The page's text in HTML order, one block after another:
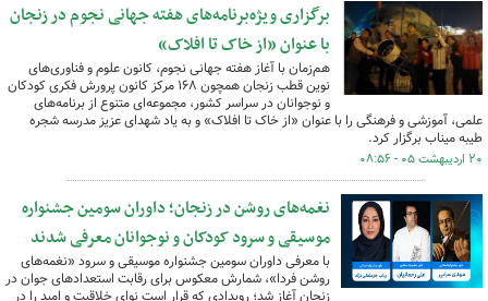
برگزاری ویژه‌برنامه‌های هفته جهانی نجوم در زنجان
با عنوان «از خاک تا افلاک»
هم‌زمان با آغاز هفته جهانی نجوم، کانون علوم و فناوری‌های
نوین قطب زنجان همچون ۱۶۸ مرکز کانون پرورش فکری کودکان
و نوجوانان در سراسر کشور، مجموعه‌ای متنوع از برنامه‌های
علمی، آموزشی و فرهنگی را با عنوان «از خاک تا افلاک» و به یاد شهدای عزیز مدرسه شجره
طیبه میناب برگزار کرد.
۲۰ اردیبهشت ۰۵ - ۰۸:۵۶
نغمه‌های روشن در زنجان؛ داوران سومین جشنواره
موسیقی و سرود کودکان و نوجوانان معرفی شدند
با معرفی داوران سومین جشنواره موسیقی و سرود «نغمه‌های
روشن فردا»، شمارش معکوس برای رقابت استعدادهای جوان در
زنجان آغاز شد؛ رویدادی که قرار است نوای خلاقیت و امید را در